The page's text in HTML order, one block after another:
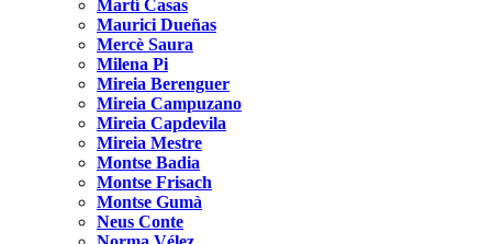
Martí Casas
Maurici Dueñas
Mercè Saura
Milena Pi
Mireia Berenguer
Mireia Campuzano
Mireia Capdevila
Mireia Mestre
Montse Badia
Montse Frisach
Montse Gumà
Neus Conte